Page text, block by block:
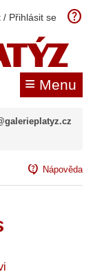
/ Přihlásit se help
≡ Menu
contact_support Nápověda